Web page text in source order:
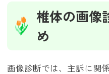
椎体の画像
め
画像診断では、主訴に関